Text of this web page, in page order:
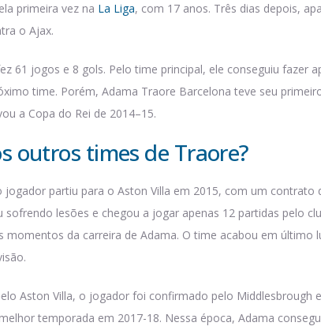
primeira vez na La Liga, com 17 anos. Três dias depois,
o Ajax.
61 jogos e 8 gols. Pelo time principal, ele conseguiu fazer
time. Porém, Adama Traore Barcelona teve seu
a Copa do Rei de 2014–15.
outros times de Traore?
jogador partiu para o Aston Villa em 2015, com um contrato
sofrendo lesões e chegou a jogar apenas 12 partidas pelo
momentos da carreira de Adama. O time acabou em último
Aston Villa, o jogador foi confirmado pelo Middlesbrough
temporada em 2017-18. Nessa época, Adama